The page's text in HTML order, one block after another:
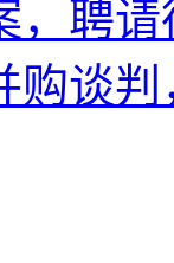
，聘
购谈